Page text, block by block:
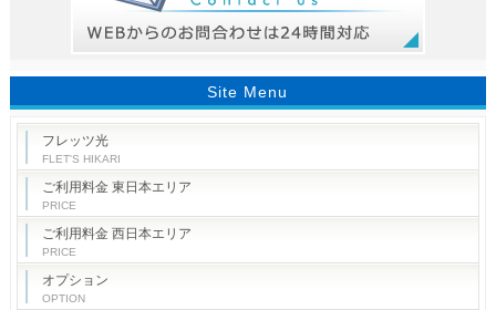
Site Menu
フレッツ光
FLET'S HIKARI
ご利用料金 東日本エリア
PRICE
ご利用料金 西日本エリア
PRICE
オプション
OPTION